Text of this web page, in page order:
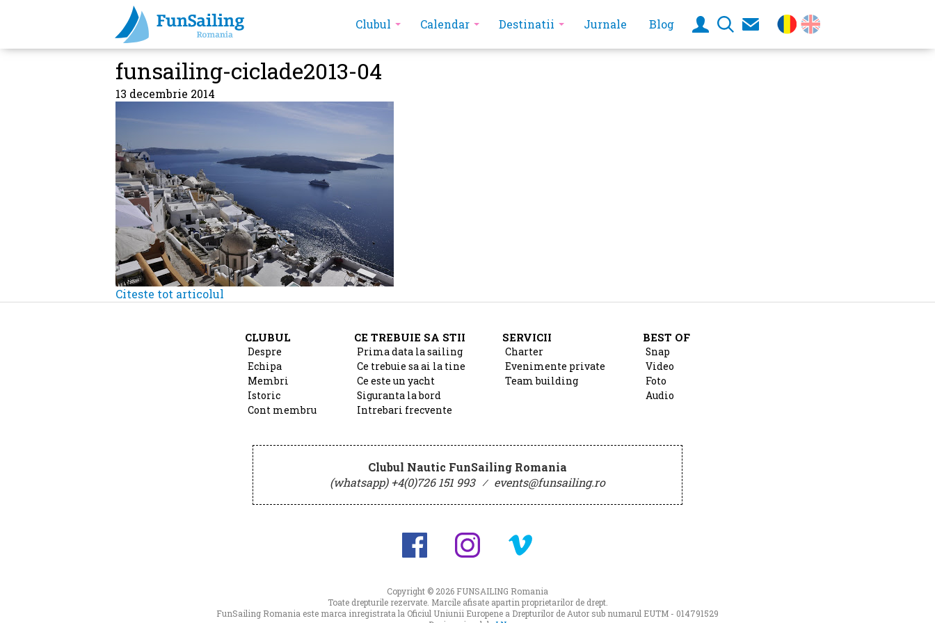
Clubul Calendar Destinatii Jurnale Blog
funsailing-ciclade2013-04
13 decembrie 2014
Citeste tot articolul
CLUBUL
Despre
Echipa
Membri
Istoric
Cont membru
CE TREBUIE SA STII
Prima data la sailing
Ce trebuie sa ai la tine
Ce este un yacht
Siguranta la bord
Intrebari frecvente
SERVICII
Charter
Evenimente private
Team building
BEST OF
Snap
Video
Foto
Audio
Clubul Nautic FunSailing Romania
(whatsapp) +4(0)726 151 993 ⁄ events@funsailing.ro
Copyright © 2026 FUNSAILING Romania
Toate drepturile rezervate. Marcile afisate apartin proprietarilor de drept.
FunSailing Romania este marca inregistrata la Oficiul Uniunii Europene a Drepturilor de Autor sub numarul EUTM - 014791529